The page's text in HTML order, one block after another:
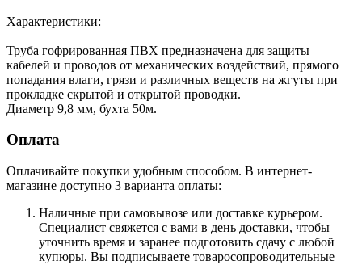
Характеристики:
Труба гофрированная ПВХ предназначена для защиты
кабелей и проводов от механических воздействий, прямого
попадания влаги, грязи и различных веществ на жгуты при
прокладке скрытой и открытой проводки.
Диаметр 9,8 мм, бухта 50м.
Оплата
Оплачивайте покупки удобным способом. В интернет-
магазине доступно 3 варианта оплаты:
Наличные при самовывозе или доставке курьером.
Специалист свяжется с вами в день доставки, чтобы
уточнить время и заранее подготовить сдачу с любой
купюры. Вы подписываете товаросопроводительные